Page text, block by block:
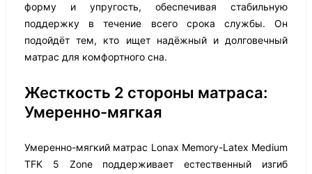
форму и упругость, обеспечивая стабильную
поддержку в течение всего срока службы. Он
подойдёт тем, кто ищет надёжный и долговечный
матрас для комфортного сна.
Жесткость 2 стороны матраса:
Умеренно-мягкая
Умеренно-мягкий матрас Lonax Memory-Latex Medium
TFK 5 Zone поддерживает естественный изгиб